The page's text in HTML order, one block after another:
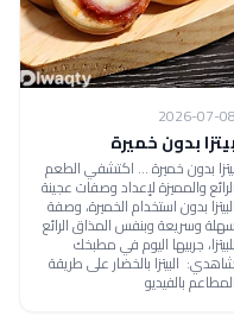
2026-07-08
بيتزا بدون خميرة
بيتزا بدون خميرة ... اكتشفي الطعم
الرائع والمميزة لإعداد وصفات عجينة
البيتزا بدون استخدام الخميرة، وصفة
سهلة وسريعة وبنفس المذاق الرائع
للبيتزا، جربيها اليوم في مطبخك
شاهدي: البيتزا بالخضار على طريقة
المطاعم بالفيديو